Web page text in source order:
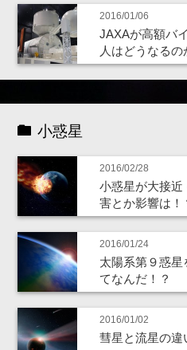
2016/01/06
JAXAが高額バ
人はどうなるの
小惑星
2016/02/28
小惑星が大接近
害とか影響は！
2016/01/24
太陽系第９惑星
てなんだ！？
2016/01/02
彗星と流星の違